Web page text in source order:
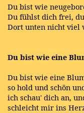
Du bist wie
Du fühlst dich frei,
Dort unten nicht viel
Du bist wie eine
Du bist wie eine
so hold und schön
ich schau' dich an,
schleicht mir ins